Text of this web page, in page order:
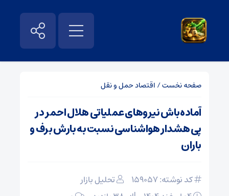
صفحه نخست/ اقتصاد حمل و نقل
آماده‌باش نیروهای عملیاتی هلال احمر در
پی هشدار هواشناسی نسبت به بارش برف و
باران
کد نوشته: 159057
تحلیل بازار